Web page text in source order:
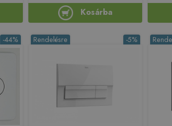
Kosárba
-44% -5%
Rendelésre